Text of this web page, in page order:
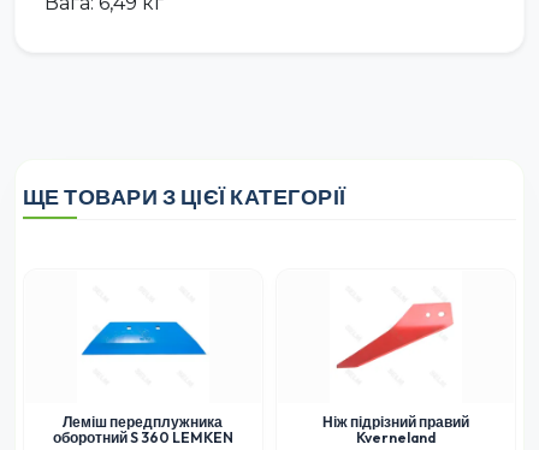
ЩЕ ТОВАРИ З ЦІЄЇ КАТЕГОРІЇ
Леміш передплужника
оборотний S 360 LEMKEN
Ніж підрізний правий
Kverneland